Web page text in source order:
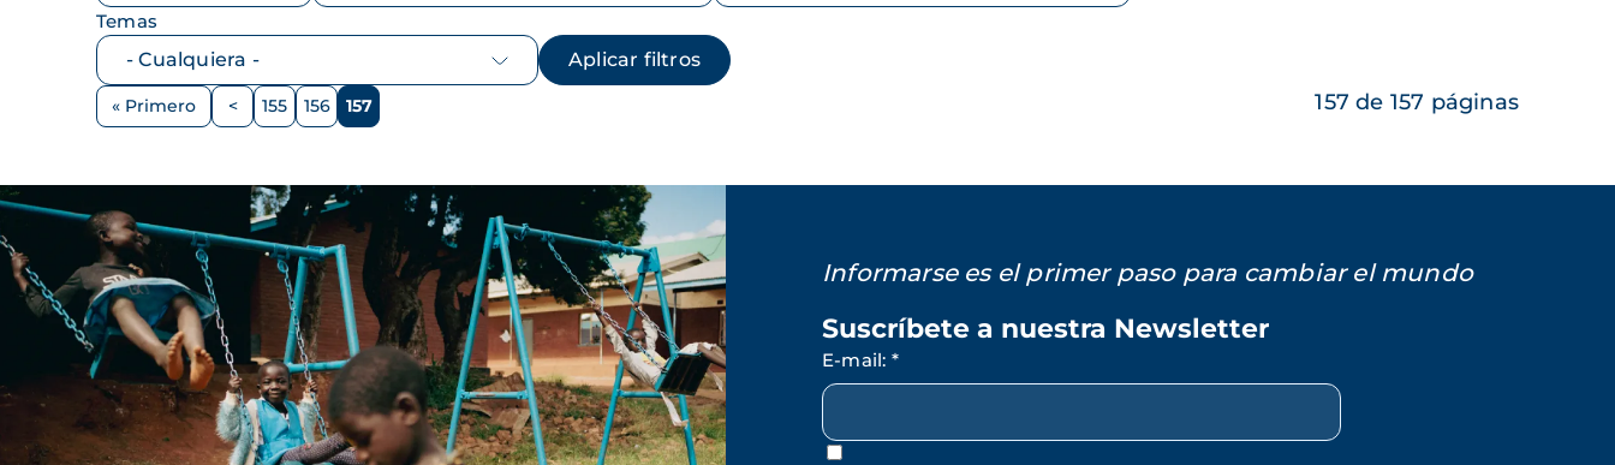
Temas
Paginación
Primera
« Primero
Página
< Página
155 Página
156 Página
157 157 de 157 páginas
Informarse es el primer paso para cambiar el mundo
Suscríbete a nuestra Newsletter
E-mail: *